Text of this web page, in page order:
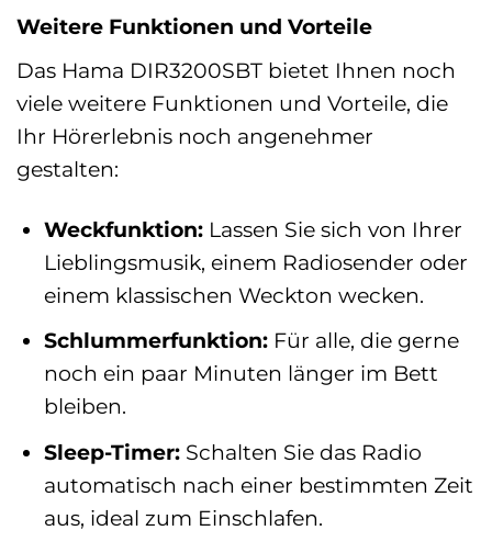
Weitere Funktionen und Vorteile
Das Hama DIR3200SBT bietet Ihnen noch
viele weitere Funktionen und Vorteile, die
Ihr Hörerlebnis noch angenehmer
gestalten:
Weckfunktion:Lassen Sie sich von Ihrer
Lieblingsmusik, einem Radiosender oder
einem klassischen Weckton wecken.
Schlummerfunktion:Für alle, die gerne
noch ein paar Minuten länger im Bett
bleiben.
Sleep-Timer:Schalten Sie das Radio
automatisch nach einer bestimmten Zeit
aus, ideal zum Einschlafen.